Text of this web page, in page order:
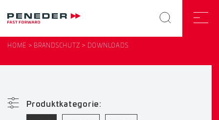
HOME BRANDSCHUTZ DOWNLOADS
Produktkategorie: